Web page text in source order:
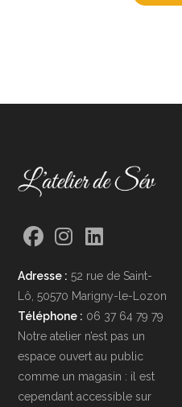
dans
un
nouvel
onglet
dans
un
nouvel
onglet
dans
un
nouvel
onglet
Adresse : 52 rue de Saint-
Lô, 50570 Marigny-le-Lozon
Téléphone : 06 37 64 79 79
Notre atelier n’est pas un
espace ouvert au public
comme un magasin : il est
cependant accessible sur